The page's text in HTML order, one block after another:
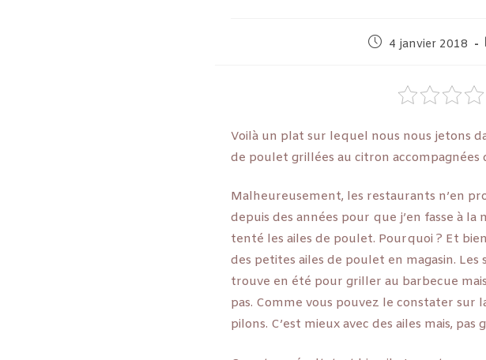
4 janvier 2018
Voilà un plat sur lequel nous nous jetons
de poulet grillées au citron accompagnées
Malheureusement, les restaurants n’en
depuis des années pour que j’en fasse à la
tenté les ailes de poulet. Pourquoi ? Et
des petites ailes de poulet en magasin.
trouve en été pour griller au barbecue
pas. Comme vous pouvez le constater
pilons. C’est mieux avec des ailes mais, pas